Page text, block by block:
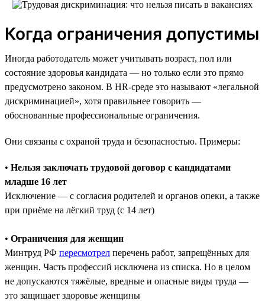
Когда ограничения допустимы
Иногда работодатель может учитывать возраст, пол или
состояние здоровья кандидата — но только если это прямо
предусмотрено законом. В HR-среде это называют «легальной
дискриминацией», хотя правильнее говорить —
обоснованные профессиональные ограничения.
Они связаны с охраной труда и безопасностью. Примеры:
• Нельзя заключать трудовой договор с кандидатами
младше 16 лет
Исключение — с согласия родителей и органов опеки, а также
при приёме на лёгкий труд (с 14 лет)
• Ограничения для женщин
Минтруд РФ пересмотрел перечень работ, запрещённых для
женщин. Часть профессий исключена из списка. Но в целом
не допускаются тяжёлые, вредные и опасные виды труда —
это защищает здоровье женщины